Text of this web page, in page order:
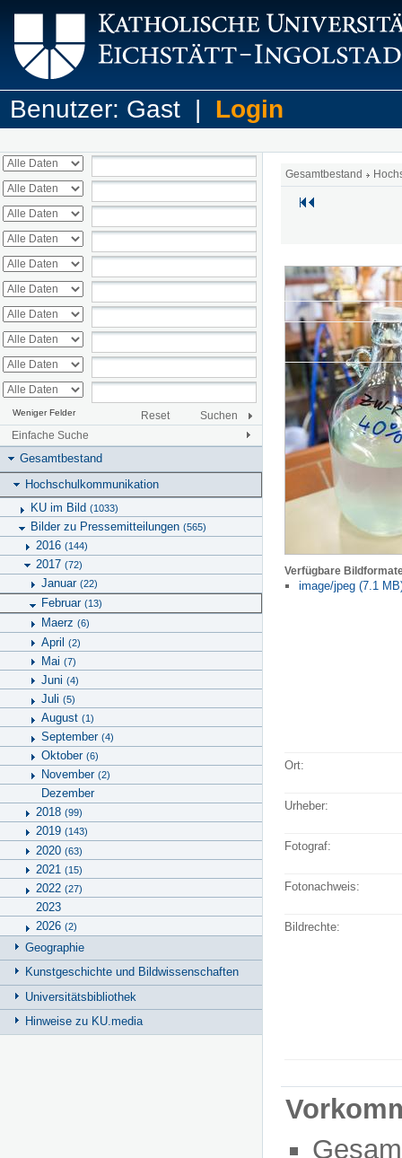
Benutzer: Gast | Login
Weniger Felder Reset
Suchen
Einfache Suche
Gesamtbestand
Hochschulkommunikation
KU im Bild (1033)
Bilder zu Pressemitteilungen (565)
2016 (144)
2017 (72)
Januar (22)
Februar (13)
Maerz (6)
April (2)
Mai (7)
Juni (4)
Juli (5)
August (1)
September (4)
Oktober (6)
November (2)
Dezember
2018 (99)
2019 (143)
2020 (63)
2021 (15)
2022 (27)
2023
2026 (2)
Geographie
Kunstgeschichte und Bildwissenschaften
Universitätsbibliothek
Hinweise zu KU.media
Gesamtbestand
Verfügbare
image/jpeg (7.1
Ort:
Urheber:
Fotograf:
Fotonachweis:
Bildrechte: